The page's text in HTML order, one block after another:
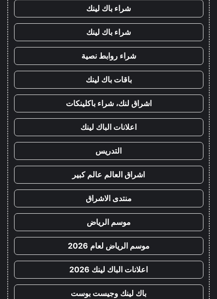
شراء باك لينك
شراء باك لينك
شراء روابط نصية
باقات باك لينك
اشراق لنك، شراء باكلينكات
اعلانات الباك لينك
التدريس
اشراق العالم عالم كبير
منتدى الاشراق
موسم الرياض
موسم الرياض لعام 2026
اعلانات الباك لينك 2026
باك لينك وجيست بوست